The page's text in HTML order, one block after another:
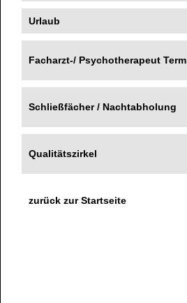
Urlaub
Facharzt-/ Psychotherapeut
Schließfächer / Nachtabholung
Qualitätszirkel
zurück zur Startseite